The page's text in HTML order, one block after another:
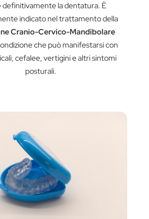
definitivamente la dentatura. È
indicato nel trattamento della
Cranio-Cervico-Mandibolare
che può manifestarsi con
cefalee, vertigini e altri sintomi
posturali.